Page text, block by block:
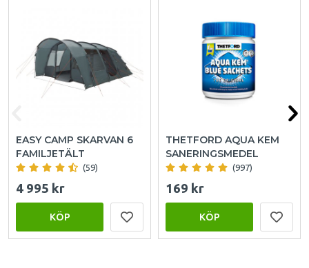
EASY CAMP SKARVAN 6
FAMILJETÄLT
(59)
4 995 kr
KÖP
THETFORD AQUA KEM
SANERINGSMEDEL
(997)
169 kr
KÖP